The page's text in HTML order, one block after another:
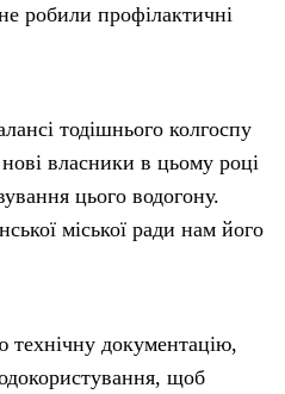
робили профілактичні
тодішнього колгоспу
власники в цьому році
цього водогону.
міської ради нам його
документацію,
щоб